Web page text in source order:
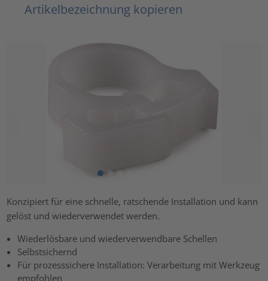
Artikelbezeichnung kopieren
Konzipiert für eine schnelle, ratschende Installation und kann
gelöst und wiederverwendet werden.
Wiederlösbare und wiederverwendbare Schellen
Selbstsichernd
Für prozesssichere Installation: Verarbeitung mit Werkzeug
empfohlen